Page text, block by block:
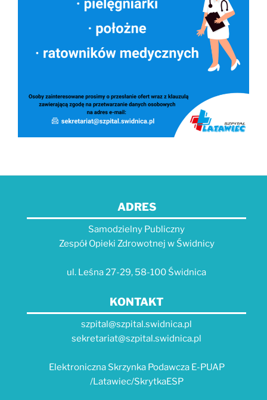
ADRES
Samodzielny Publiczny
Zespół Opieki Zdrowotnej w Świdnicy
ul. Leśna 27-29, 58-100 Świdnica
KONTAKT
szpital@szpital.swidnica.pl
sekretariat@szpital.swidnica.pl
Elektroniczna Skrzynka Podawcza E-PUAP
/Latawiec/SkrytkaESP